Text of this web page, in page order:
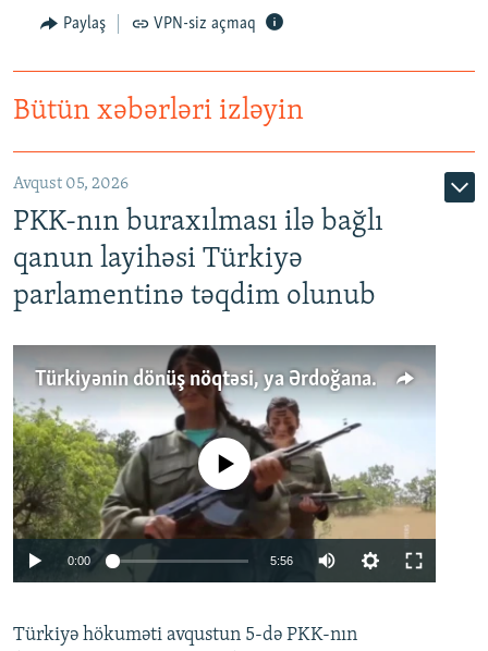
Paylaş VPN-siz açmaq
Bütün xəbərləri izləyin
Avqust 05, 2026
PKK-nın buraxılması ilə bağlı
qanun layihəsi Türkiyə
parlamentinə təqdim olunub
Türkiyənin dönüş nöqtəsi, ya Ərdoğana üçüncü şans: PKK ilə qəfil barışıq nə deməkdir?
No media source currently available
0:00 5:56
360p
Türkiyə hökuməti avqustun 5-də PKK-nın